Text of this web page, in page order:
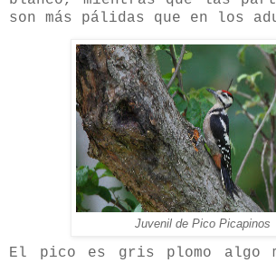
son más pálidas que en los
Juvenil de Pico Picapinos
El pico es gris plomo algo